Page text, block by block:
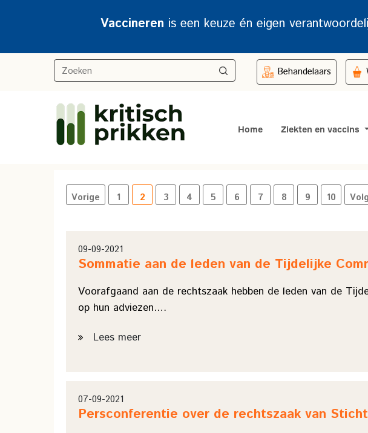
Vaccineren is een keuze én eigen
Behandelaars
Home Ziekten en vaccins
Vorige 1 2 3 4 5 6 7 8 9 10
09-09-2021
Sommatie aan de leden van de Tijdelijke
Voorafgaand aan de rechtszaak hebben de leden van de
op hun adviezen.…
Lees meer
07-09-2021
Persconferentie over de rechtszaak van